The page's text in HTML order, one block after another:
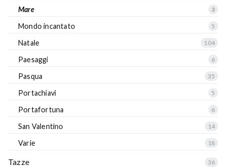
Mare 3
Mondo incantato 5
Natale 104
Paesaggi 6
Pasqua 35
Portachiavi 5
Portafortuna 6
San Valentino 14
Varie 18
Tazze 36